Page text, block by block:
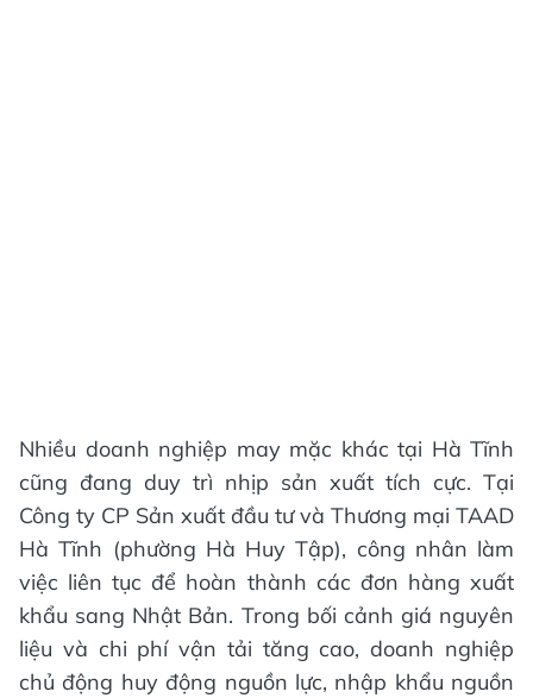
Nhiều doanh nghiệp may mặc khác tại Hà Tĩnh
cũng đang duy trì nhịp sản xuất tích cực. Tại
Công ty CP Sản xuất đầu tư và Thương mại TAAD
Hà Tĩnh (phường Hà Huy Tập), công nhân làm
việc liên tục để hoàn thành các đơn hàng xuất
khẩu sang Nhật Bản. Trong bối cảnh giá nguyên
liệu và chi phí vận tải tăng cao, doanh nghiệp
chủ động huy động nguồn lực, nhập khẩu nguồn